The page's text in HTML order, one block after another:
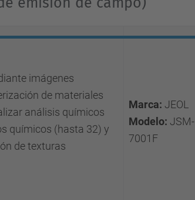
imágenes
de materiales
análisis químicos
químicos (hasta 32) y
de texturas
Marca: JEOL
Modelo: JSM-
7001F